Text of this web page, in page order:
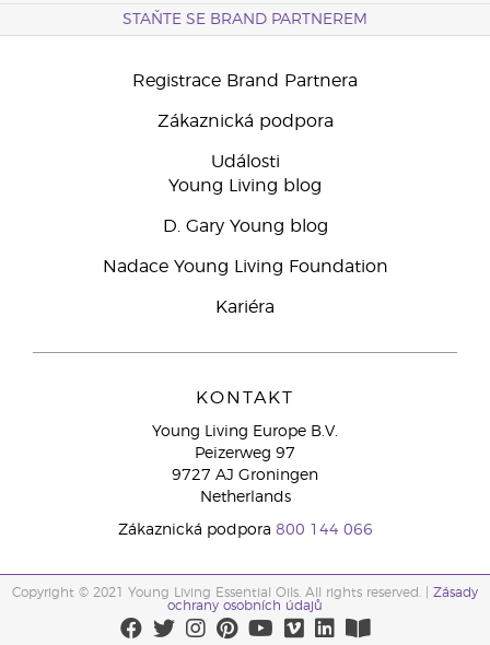
STAŇTE SE BRAND PARTNEREM
Registrace Brand Partnera
Zákaznická podpora
Události
Young Living blog
D. Gary Young blog
Nadace Young Living Foundation
Kariéra
KONTAKT
Young Living Europe B.V.
Peizerweg 97
9727 AJ Groningen
Netherlands
Zákaznická podpora 800 144 066
Copyright © 2021 Young Living Essential Oils. All rights reserved. | Zásady
ochrany osobních údajů